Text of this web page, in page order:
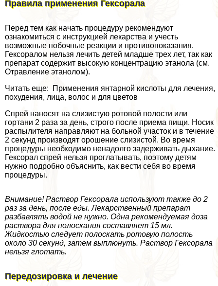
Правила применения Гексорала
Перед тем как начать процедуру рекомендуют
ознакомиться с инструкцией лекарства и учесть
возможные побочные реакции и противопоказания.
Гексоралом нельзя лечить детей младше трех лет, так как
препарат содержит высокую концентрацию этанола (см.
Отравление этанолом).
Читать еще: Применения янтарной кислоты для лечения,
похудения, лица, волос и для цветов
Спрей наносят на слизистую ротовой полости или
гортани 2 раза за день, строго после приема пищи. Носик
распылителя направляют на больной участок и в течение
2 секунд производят орошение слизистой. Во время
процедуры необходимо ненадолго задерживать дыхание.
Гексорал спрей нельзя проглатывать, поэтому детям
нужно подробно объяснить, как вести себя во время
процедуры.
Внимание! Раствор Гексорала используют также до 2
раз за день, после еды. Лекарственный препарат
разбавлять водой не нужно. Одна рекомендуемая доза
раствора для полоскания составляет 15 мл.
Жидкостью следует полоскать ротовую полость
около 30 секунд, затем выплюнуть. Раствор Гексорала
нельзя глотать.
Передозировка и лечение